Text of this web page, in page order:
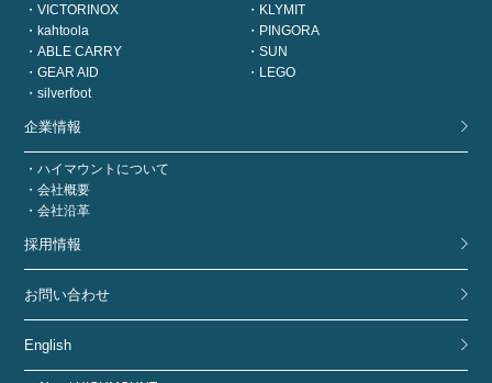
VICTORINOX
KLYMIT
kahtoola
PINGORA
ABLE CARRY
SUN
GEAR AID
LEGO
silverfoot
企業情報
ハイマウントについて
会社概要
会社沿革
採用情報
お問い合わせ
English